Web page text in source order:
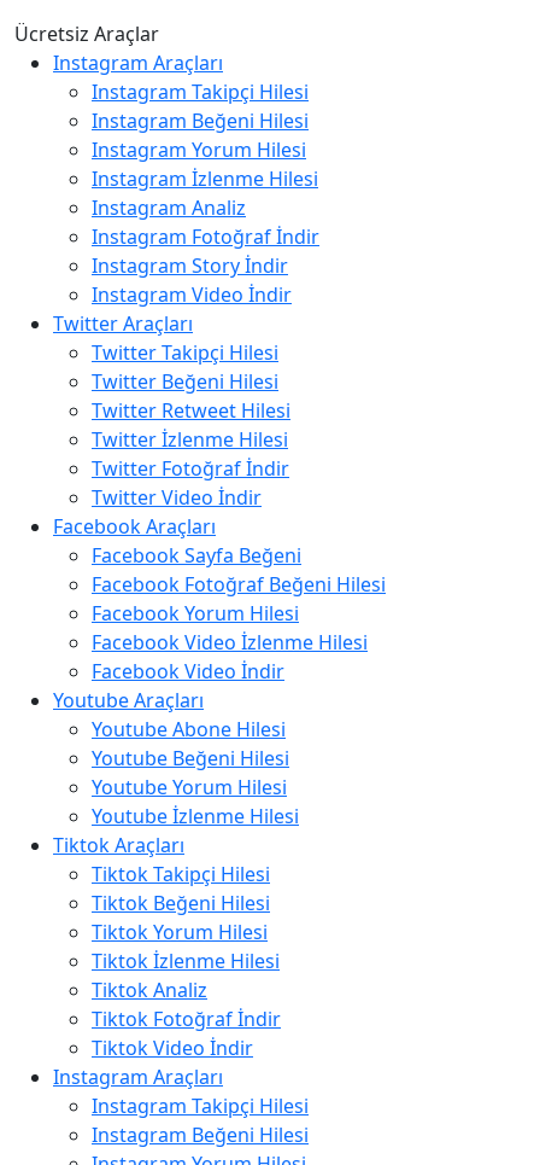
Ücretsiz Araçlar
Instagram Araçları
Instagram Takipçi Hilesi
Instagram Beğeni Hilesi
Instagram Yorum Hilesi
Instagram İzlenme Hilesi
Instagram Analiz
Instagram Fotoğraf İndir
Instagram Story İndir
Instagram Video İndir
Twitter Araçları
Twitter Takipçi Hilesi
Twitter Beğeni Hilesi
Twitter Retweet Hilesi
Twitter İzlenme Hilesi
Twitter Fotoğraf İndir
Twitter Video İndir
Facebook Araçları
Facebook Sayfa Beğeni
Facebook Fotoğraf Beğeni Hilesi
Facebook Yorum Hilesi
Facebook Video İzlenme Hilesi
Facebook Video İndir
Youtube Araçları
Youtube Abone Hilesi
Youtube Beğeni Hilesi
Youtube Yorum Hilesi
Youtube İzlenme Hilesi
Tiktok Araçları
Tiktok Takipçi Hilesi
Tiktok Beğeni Hilesi
Tiktok Yorum Hilesi
Tiktok İzlenme Hilesi
Tiktok Analiz
Tiktok Fotoğraf İndir
Tiktok Video İndir
Instagram Araçları
Instagram Takipçi Hilesi
Instagram Beğeni Hilesi